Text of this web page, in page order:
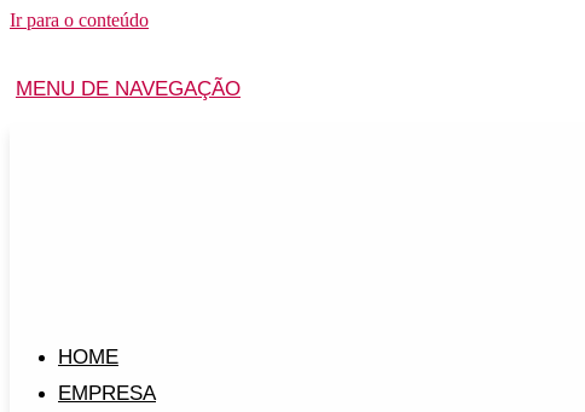
Ir para o conteúdo
MENU DE NAVEGAÇÃO
HOME
EMPRESA